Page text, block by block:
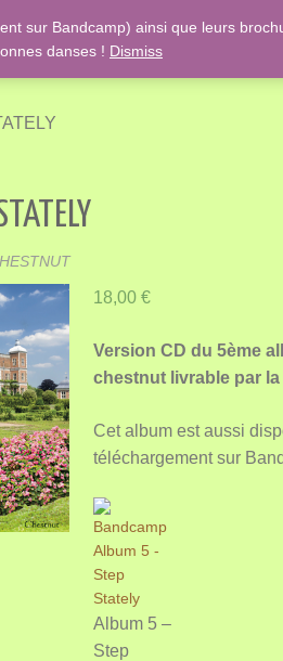
de l'époque des Stuarts ….
18,00 €
Version CD du 5ème
chestnut livrable par
Cet album est aussi
téléchargement sur
Album 5 –
Step
sur Bandcamp) ainsi que leurs
danses ! Dismiss